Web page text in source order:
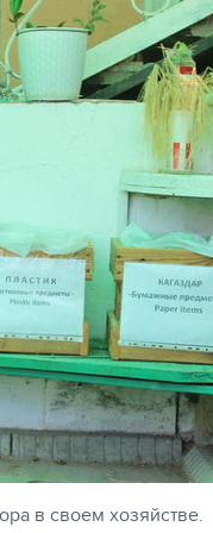
в своем хозяйстве.